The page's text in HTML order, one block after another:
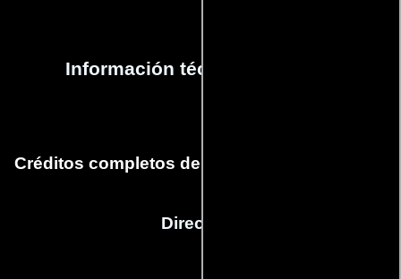
Información técnica y general
Créditos completos del capítulo Spring Break
Dirección